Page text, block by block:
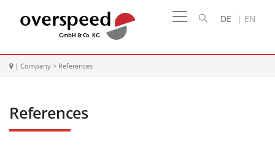
DE | EN
| Company > References
References